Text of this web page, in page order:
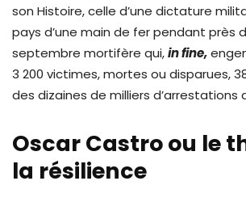
son Histoire, celle d’une dictature
pays d’une main de fer pendant près
septembre mortifère qui,in fine,
3 200 victimes, mortes ou disparues,
des dizaines de milliers d’arrestations
Oscar Castro ou le
la résilience